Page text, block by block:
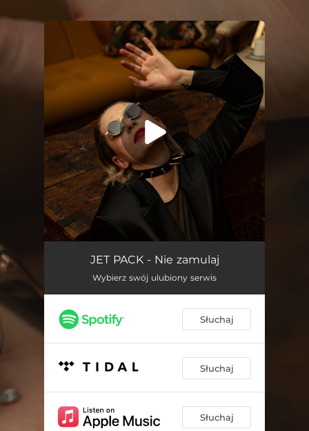
You're all set!
Nie ZamulajJET PACK - Nie zamulaj
Wybierz swój ulubiony serwis
Słuchaj
Słuchaj
Słuchaj